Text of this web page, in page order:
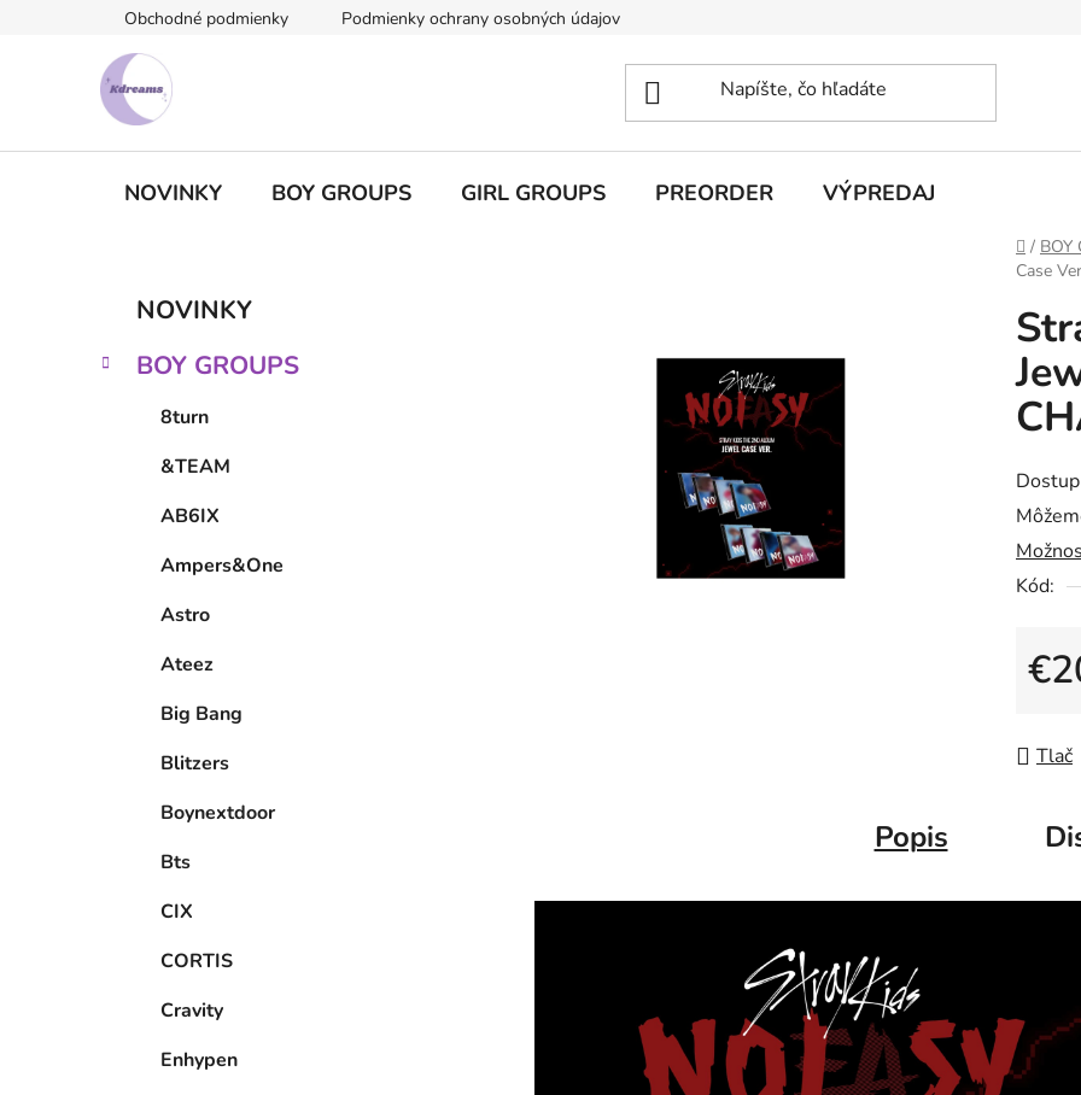
Obchodné podmienky Podmienky ochrany osobných údajov
NOVINKY BOY GROUPS GIRL GROUPS PREORDER VÝPREDAJ
Domov
/ BOY
Case
č
Preskočiť
kategórie
e
NOVINKY
BOY GROUPS
8turn
&TEAM
AB6IX
Ampers&One
Astro
Ateez
Big Bang
Blitzers
Boynextdoor
Bts
CIX
CORTIS
Cravity
Enhypen
Kód:
Tlač
Popis